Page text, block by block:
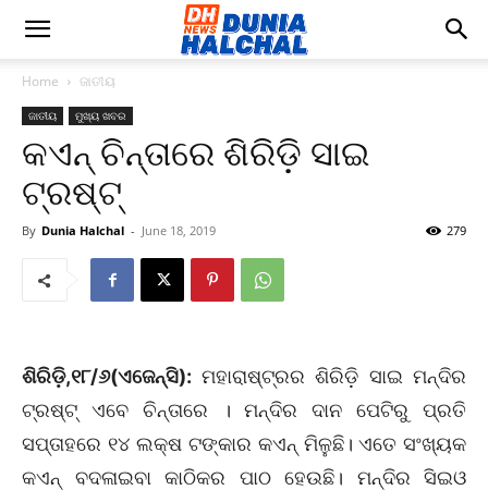
Home ଜାତୀୟ
ଜାତୀୟ ମୁଖ୍ୟ ଖବର
କଏନ୍‌ ଚିନ୍ତାରେ ଶିରିଡ଼ି ସାଇ
ଟ୍ରଷ୍ଟ୍‌
By Dunia Halchal - June 18, 2019 279
ଶିରିଡ଼ି,୧୮/୬(ଏଜେନ୍ସି): ମହାରାଷ୍ଟ୍ରର ଶିରିଡ଼ି ସାଇ ମନ୍ଦିର
ଟ୍ରଷ୍ଟ୍‌ ଏବେ ଚିନ୍ତାରେ । ମନ୍ଦିର ଦାନ ପେଟିରୁ ପ୍ରତି
ସପ୍ତାହରେ ୧୪ ଲକ୍ଷ ଟଙ୍କାର କଏନ୍‌ ମିଳୁଛି। ଏତେ ସଂଖ୍ୟକ
କଏନ୍‌ ବଦଳାଇବା କାଠିକର ପାଠ ହେଉଛି। ମନ୍ଦିର ସିଇଓ